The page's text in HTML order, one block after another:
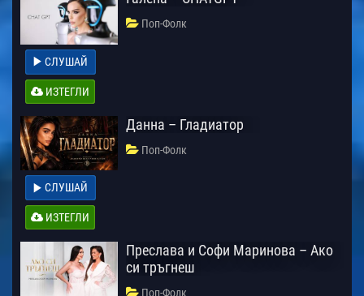
Поп-Фолк
СЛУШАЙ
ИЗТЕГЛИ
Данна – Гладиатор
Поп-Фолк
СЛУШАЙ
ИЗТЕГЛИ
Преслава и Софи Маринова – Ако
си тръгнеш
Поп-Фолк